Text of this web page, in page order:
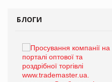
БЛОГИ